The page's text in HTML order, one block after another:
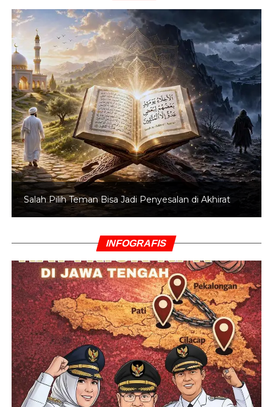
Salah Pilih Teman Bisa Jadi Penyesalan di Akhirat
INFOGRAFIS